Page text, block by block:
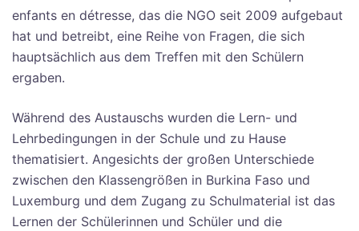
enfants en détresse, das die NGO seit 2009 aufgebaut
hat und betreibt, eine Reihe von Fragen, die sich
hauptsächlich aus dem Treffen mit den Schülern
ergaben.
Während des Austauschs wurden die Lern- und
Lehrbedingungen in der Schule und zu Hause
thematisiert. Angesichts der großen Unterschiede
zwischen den Klassengrößen in Burkina Faso und
Luxemburg und dem Zugang zu Schulmaterial ist das
Lernen der Schülerinnen und Schüler und die